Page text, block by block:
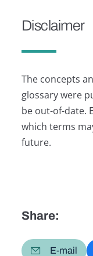
Disclaimer
The concepts
glossary were
be out-of-date.
which terms
future.
Share:
E-mail